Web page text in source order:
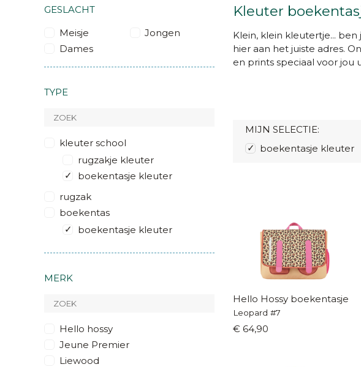
GESLACHT
Meisje
Jongen
Dames
TYPE
kleuter school
rugzakje kleuter
boekentasje kleuter
rugzak
boekentas
boekentasje kleuter
MERK
Hello hossy
Jeune Premier
Liewood
Kleuter
Klein, klein kleutertje...
hier aan het juiste adres.
en prints speciaal voor jou
MIJN SELECTIE:
boekentasje kleuter
Hello Hossy boekentasje
Leopard #7
€ 64,90